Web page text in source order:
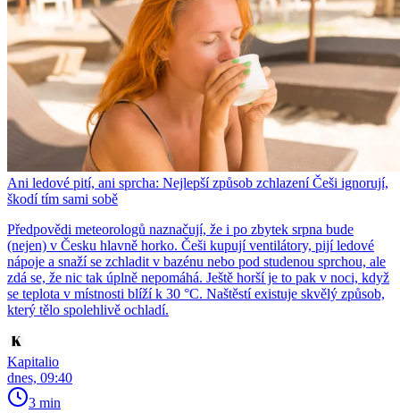
Ani ledové pití, ani sprcha: Nejlepší způsob zchlazení Češi ignorují,
škodí tím sami sobě
Předpovědi meteorologů naznačují, že i po zbytek srpna bude
(nejen) v Česku hlavně horko. Češi kupují ventilátory, pijí ledové
nápoje a snaží se zchladit v bazénu nebo pod studenou sprchou, ale
zdá se, že nic tak úplně nepomáhá. Ještě horší je to pak v noci, když
se teplota v místnosti blíží k 30 °C. Naštěstí existuje skvělý způsob,
který tělo spolehlivě ochladí.
Kapitalio
dnes, 09:40
3 min